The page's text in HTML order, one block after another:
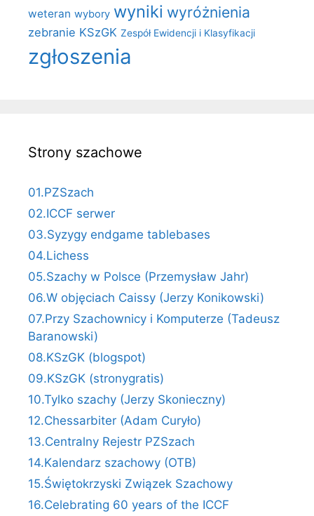
weteran wybory wyniki wyróżnienia
zebranie KSzGK Zespół Ewidencji i Klasyfikacji
zgłoszenia
Strony szachowe
01.PZSzach
02.ICCF serwer
03.Syzygy endgame tablebases
04.Lichess
05.Szachy w Polsce (Przemysław Jahr)
06.W objęciach Caissy (Jerzy Konikowski)
07.Przy Szachownicy i Komputerze (Tadeusz
Baranowski)
08.KSzGK (blogspot)
09.KSzGK (stronygratis)
10.Tylko szachy (Jerzy Skonieczny)
12.Chessarbiter (Adam Curyło)
13.Centralny Rejestr PZSzach
14.Kalendarz szachowy (OTB)
15.Świętokrzyski Związek Szachowy
16.Celebrating 60 years of the ICCF